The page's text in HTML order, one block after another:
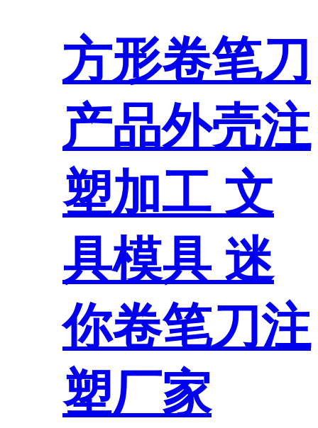
方形卷笔刀
产品外壳注
塑加工 文
具模具 迷
你卷笔刀注
塑厂家